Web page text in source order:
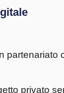
privato